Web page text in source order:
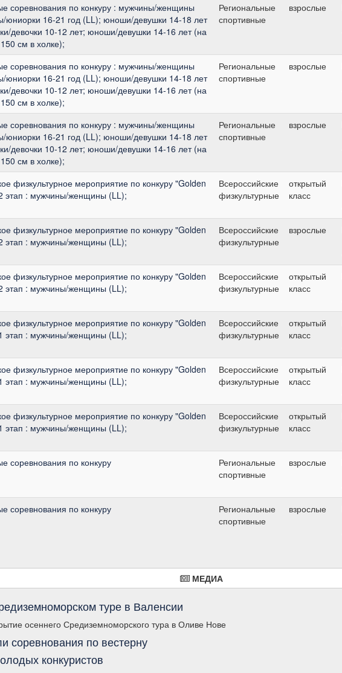
соревнования по конкуру : мужчины/женщины
юниорки 16-21 год (LL); юноши/девушки 14-18 лет
девочки 10-12 лет; юноши/девушки 14-16 лет (на
см в холке);
Региональные
спортивные
взрослые
соревнования по конкуру : мужчины/женщины
юниорки 16-21 год (LL); юноши/девушки 14-18 лет
девочки 10-12 лет; юноши/девушки 14-16 лет (на
см в холке);
Региональные
спортивные
взрослые
соревнования по конкуру : мужчины/женщины
юниорки 16-21 год (LL); юноши/девушки 14-18 лет
девочки 10-12 лет; юноши/девушки 14-16 лет (на
см в холке);
Региональные
спортивные
взрослые
физкультурное мероприятие по конкуру "Golden
этап : мужчины/женщины (LL);
Всероссийские
физкультурные
открытый
класс
физкультурное мероприятие по конкуру "Golden
этап : мужчины/женщины (LL);
Всероссийские
физкультурные
взрослые
физкультурное мероприятие по конкуру "Golden
этап : мужчины/женщины (LL);
Всероссийские
физкультурные
открытый
класс
физкультурное мероприятие по конкуру "Golden
этап : мужчины/женщины (LL);
Всероссийские
физкультурные
открытый
класс
физкультурное мероприятие по конкуру "Golden
этап : мужчины/женщины (LL);
Всероссийские
физкультурные
открытый
класс
физкультурное мероприятие по конкуру "Golden
этап : мужчины/женщины (LL);
Всероссийские
физкультурные
открытый
класс
соревнования по конкуру
Региональные
спортивные
взрослые
соревнования по конкуру
Региональные
спортивные
взрослые
МЕДИА
туре в Валенсии
осеннего Средиземноморского тура в Оливе Нове
соревнования по вестерну
конкуристов